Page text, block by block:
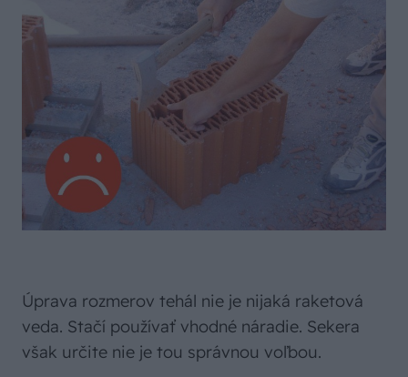
Úprava rozmerov tehál nie je nijaká raketová
veda. Stačí používať vhodné náradie. Sekera
však určite nie je tou správnou voľbou.